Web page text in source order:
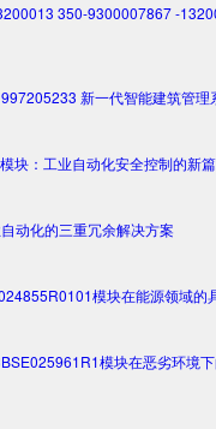
350-9300007867 -
新一代智能建筑管理
块：工业自动化安全控制的新
动化的三重冗余解决方案
模块在能源领域的
模块在恶劣环境下